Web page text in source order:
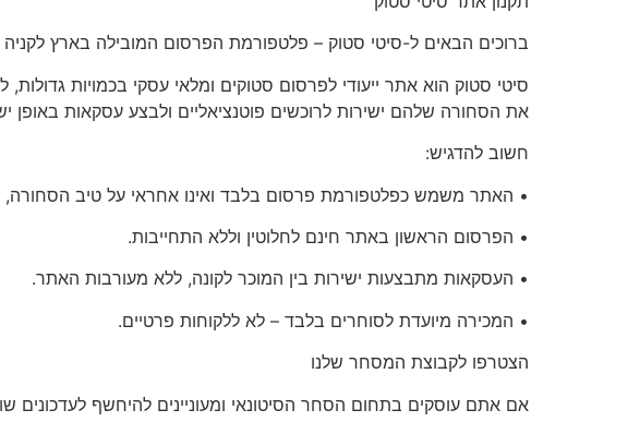
ברוכים הבאים ל-סיטי סטוק – פלטפורמת הפרסום המובילה בארץ לקניה
את הסחורה שלהם ישירות לרוכשים פוטנציאליים ולבצע עסקאות באופן
חשוב להדגיש:
• האתר משמש כפלטפורמת פרסום בלבד ואינו אחראי על טיב הסחורה,
• הפרסום הראשון באתר חינם לחלוטין וללא התחייבות.
• העסקאות מתבצעות ישירות בין המוכר לקונה, ללא מעורבות האתר.
• המכירה מיועדת לסוחרים בלבד – לא ללקוחות פרטיים.
הצטרפו לקבוצת המסחר שלנו
אם אתם עוסקים בתחום הסחר הסיטונאי ומעוניינים להיחשף לעדכונים